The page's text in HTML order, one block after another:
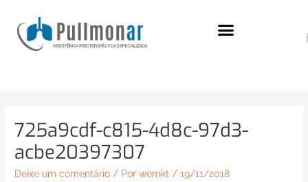
para
conteúdo
725a9cdf-c815-4d8c-97d3-
acbe20397307
Deixe um comentário / Porwemkt /19/11/2018